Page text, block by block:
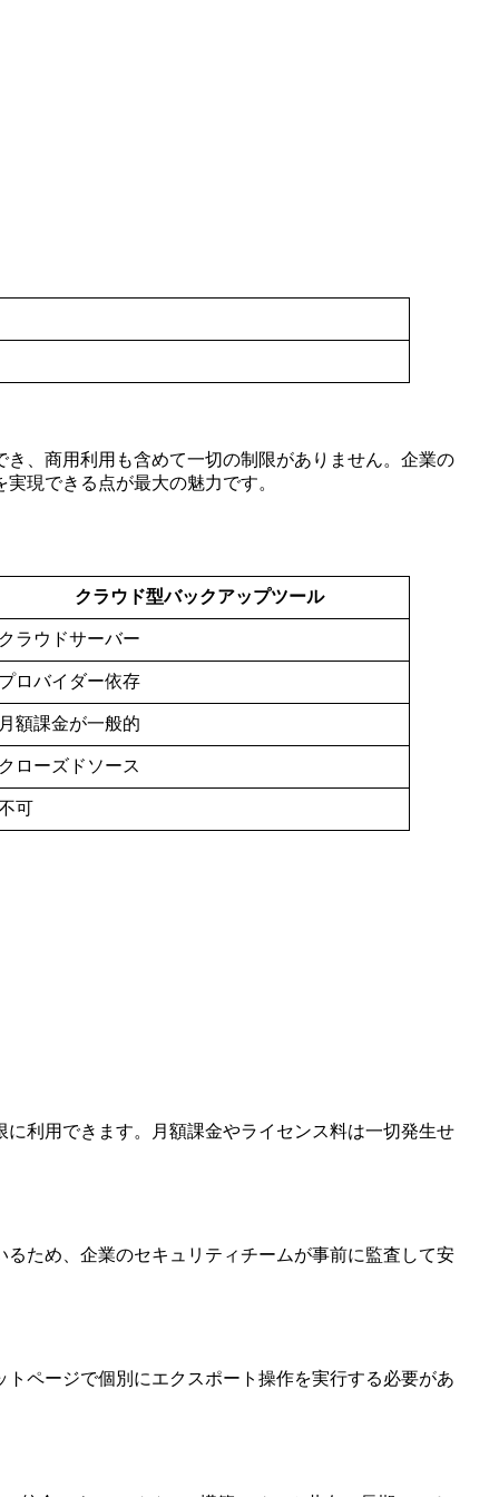
き、商用利用も含めて一切の制限がありません。企業の
現できる点が最大の魅力です。
クラウド型バックアップツール
クラウドサーバー
プロバイダー依存
月額課金が一般的
クローズドソース
可
利用できます。月額課金やライセンス料は一切発生せ
ため、企業のセキュリティチームが事前に監査して安
ページで個別にエクスポート操作を実行する必要があ